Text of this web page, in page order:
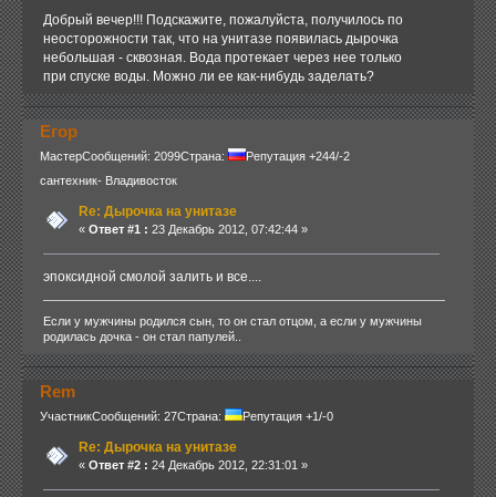
Добрый вечер!!! Подскажите, пожалуйста, получилось по
неосторожности так, что на унитазе появилась дырочка
небольшая - сквозная. Вода протекает через нее только
при спуске воды. Можно ли ее как-нибудь заделать?
Егор
МастерСообщений: 2099Страна:
Репутация +244/-2
сантехник- Владивосток
Re: Дырочка на унитазе
« Ответ #1 : 23 Декабрь 2012, 07:42:44 »
эпоксидной смолой залить и все....
Если у мужчины родился сын, то он стал отцом, а если у мужчины
родилась дочка - он стал папулей..
Rem
УчастникСообщений: 27Страна: Репутация +1/-0
Re: Дырочка на унитазе
« Ответ #2 : 24 Декабрь 2012, 22:31:01 »